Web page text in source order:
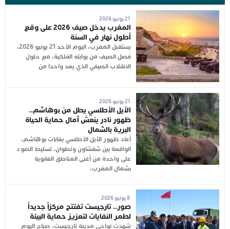
21 يونيو 2026
المغرب يدخل صيف 2026 على وقع
أطول نهار في السنة
يستقبل المغرب، اليوم الأحد 21 يونيو 2026،
فصل الصيف من بوابته الفلكية، مع حلول
الانقلاب الصيفي الذي يعد واحدا من
21 يونيو 2026
الأيل الأطلسي يطل من بوهاشم..
ظهور نادر ينعش آمال حماية الحياة
البرية بالشمال
أعاد ظهور الأيل الأطلسي بغابات بوهاشم،
الواقعة بين شفشاون وتطوان، تسليط الضوء
على واحدة من أغنى المناطق الغابوية
بشمال المغرب،
8 يونيو 2026
صور.. تارجيست تفتتح مركزاً جديداً
لطمر النفايات لتعزيز حماية البيئة
شهدت نواحي مدينة تارجيست، صباح اليوم